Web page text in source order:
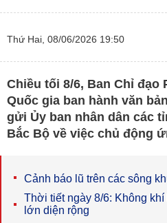
Thứ Hai, 08/06/2026 19:50
Chiều tối 8/6, Ban Chỉ đạo
Quốc gia ban hành văn
gửi Ủy ban nhân dân các
Bắc Bộ về việc chủ động
Cảnh báo lũ trên các sông
Thời tiết ngày 8/6: Không
lớn diện rộng